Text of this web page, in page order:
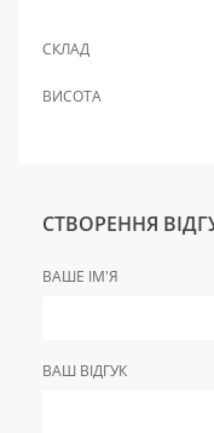
СКЛАД
ВИСОТА
СТВОРЕННЯ
ВАШЕ ІМ'Я
ВАШ ВІДГУК